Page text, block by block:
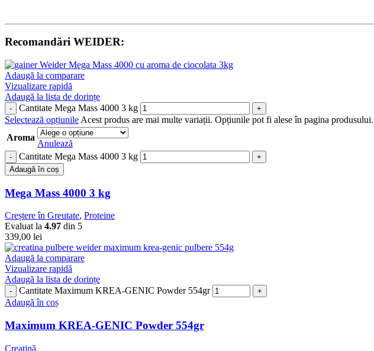
Recomandări WEIDER:
Adaugă la comparare
Vizualizare rapidă
Adaugă la lista de dorințe
Cantitate Mega Mass 4000 3 kg
Selectează opțiunile Acest produs are mai multe variații. Opțiunile pot fi alese în pagina produsului.
Aroma
Anulează
Cantitate Mega Mass 4000 3 kg
Adaugă în coș
Mega Mass 4000 3 kg
Creștere în Greutate, Proteine
Evaluat la 4.97 din 5
339,00 lei
Adaugă la comparare
Vizualizare rapidă
Adaugă la lista de dorințe
Cantitate Maximum KREA-GENIC Powder 554gr
Adaugă în coș
Maximum KREA-GENIC Powder 554gr
Creatină